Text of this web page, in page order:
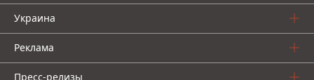
Украина
Реклама
Пресс-релизы